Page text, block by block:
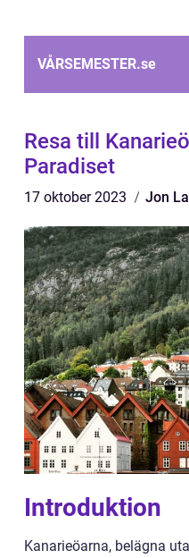
VÅRSEMESTER.se
Resa till
Paradiset
17 oktober 2023 Jon
Introduktion
Kanarieöarna, belägna